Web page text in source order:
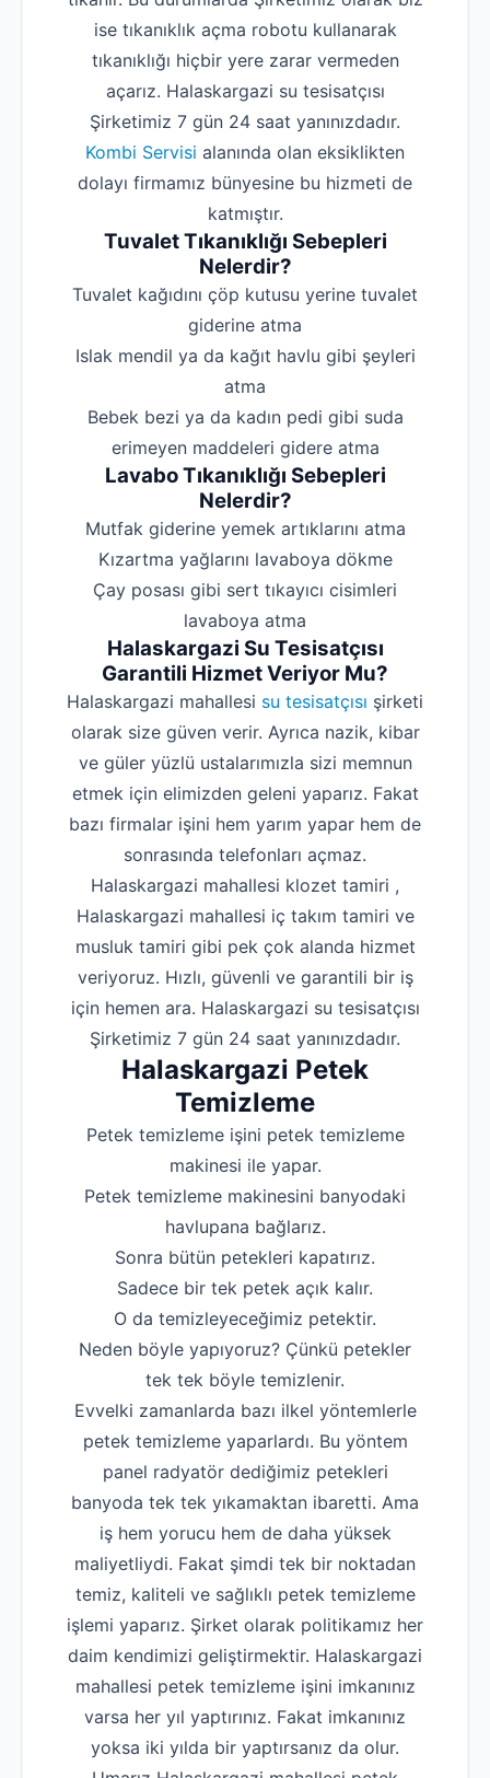
Robotla
Su Kaçağı
Profesyonel Petek
Uzmana Sor
Hakkımızda
ise tıkanıklık açma robotu kullanarak
tıkanıklığı hiçbir yere zarar vermeden
açarız. Halaskargazi su tesisatçısı
Şirketimiz 7 gün 24 saat yanınızdadır.
Kombi Servisi alanında olan eksiklikten
dolayı firmamız bünyesine bu hizmeti de
katmıştır.
Tuvalet Tıkanıklığı Sebepleri
Nelerdir?
‌Tuvalet kağıdını çöp kutusu yerine tuvalet
giderine atma
‌Islak mendil ya da kağıt havlu gibi şeyleri
atma
‌Bebek bezi ya da kadın pedi gibi suda
erimeyen maddeleri gidere atma
Lavabo Tıkanıklığı Sebepleri
Nelerdir?
‌Mutfak giderine yemek artıklarını atma
‌Kızartma yağlarını lavaboya dökme
‌Çay posası gibi sert tıkayıcı cisimleri
lavaboya atma
Halaskargazi Su Tesisatçısı
Garantili Hizmet Veriyor Mu?
Halaskargazi mahallesi su tesisatçısı şirketi
olarak size güven verir. Ayrıca nazik, kibar
ve güler yüzlü ustalarımızla sizi memnun
etmek için elimizden geleni yaparız. Fakat
bazı firmalar işini hem yarım yapar hem de
sonrasında telefonları açmaz.
Halaskargazi mahallesi klozet tamiri ,
Halaskargazi mahallesi iç takım tamiri ve
musluk tamiri gibi pek çok alanda hizmet
veriyoruz. Hızlı, güvenli ve garantili bir iş
için hemen ara. Halaskargazi su tesisatçısı
Şirketimiz 7 gün 24 saat yanınızdadır.
Halaskargazi Petek
Temizleme
Petek temizleme işini petek temizleme
makinesi ile yapar.
Petek temizleme makinesini banyodaki
havlupana bağlarız.
Sonra bütün petekleri kapatırız.
Sadece bir tek petek açık kalır.
O da temizleyeceğimiz petektir.
Neden böyle yapıyoruz? Çünkü petekler
tek tek böyle temizlenir.
Evvelki zamanlarda bazı ilkel yöntemlerle
petek temizleme yaparlardı. Bu yöntem
panel radyatör dediğimiz petekleri
banyoda tek tek yıkamaktan ibaretti. Ama
iş hem yorucu hem de daha yüksek
maliyetliydi. Fakat şimdi tek bir noktadan
temiz, kaliteli ve sağlıklı petek temizleme
işlemi yaparız. Şirket olarak politikamız her
daim kendimizi geliştirmektir. Halaskargazi
mahallesi petek temizleme işini imkanınız
varsa her yıl yaptırınız. Fakat imkanınız
yoksa iki yılda bir yaptırsanız da olur.